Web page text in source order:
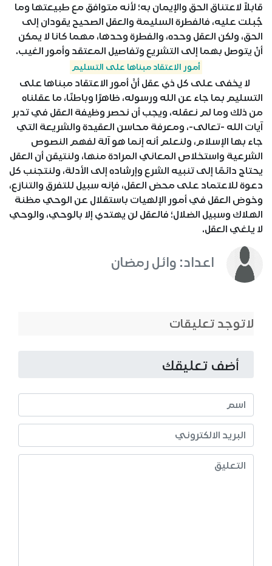
قابلاً لاعتناق الحق والإيمان به؛ لأنه متوافق مع طبيعتها وما
جُبلت عليه، فالفطرة السليمة والعقل الصحيح يقودان إلى
الحق، ولكن العقل وحده، والفطرة وحدها، مهما كانا لا يمكن
أنْ يتوصل بهما إلى التشريع وتفاصيل المعتقد وأمور الغيب.
أمور الاعتقاد مبناها على التسليم
لا يخفى على كل ذي عقل أنَّ أمور الاعتقاد مبناها على
التسليم بما جاء عن الله ورسوله، ظاهرًا وباطنًا، ما عقلناه
من ذلك وما لم نعقله، ويجب أن نحصر وظيفة العقل في تدبر
آيات الله -تعالى-، ومعرفة محاسن العقيدة والشريعة التي
جاء بها الإسلام، ولنعلم أنه إنما هو آلة لفهم النصوص
الشرعية واستخلاص المعاني المرادة منها، ولنتيقن أن العقل
يحتاج دائمًا إلى تنبيه الشرع وإرشاده إلى الأدلة، ولنتجنب كل
دعوة للاعتماد على محض العقل، فإنه سبيل للتفرق والتنازع،
وخوض العقل في أمور الإلهيات باستقلال عن الوحي مظنة
الهلاك وسبيل الضلال؛ فالعقل لن يهتدي إلا بالوحي، والوحي
لا يلغي العقل.
اعداد: وائل رمضان
لاتوجد تعليقات
أضف تعليقك